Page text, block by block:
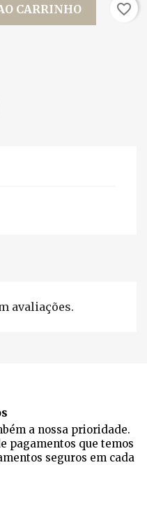
CARRINHO favorite_border
avaliações.
a nossa prioridade.
pagamentos que temos
seguros em cada